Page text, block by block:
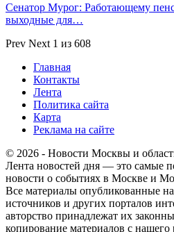
Сенатор Мурог: Работающему
выходные для…
Prev Next 1 из 608
Главная
Контакты
Лента
Политика сайта
Карта
Реклама на сайте
© 2026 - Новости Москвы и
Лента новостей дня — это самые
новости о событиях в Москве и
Все материалы опубликованные
источников и других порталов
авторство принадлежат их
копирование материалов с нашего